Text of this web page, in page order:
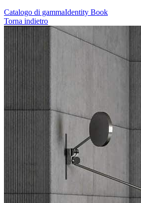
Catalogo di gammaIdentity Book
Torna indietro